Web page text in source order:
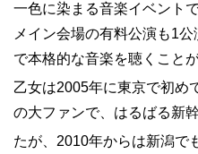
一色に染まる音楽イベントで
メイン会場の有料公演も1
で本格的な音楽を聴くこと
乙女は2005年に東京で初め
の大ファンで、はるばる新
たが、2010年からは新潟で